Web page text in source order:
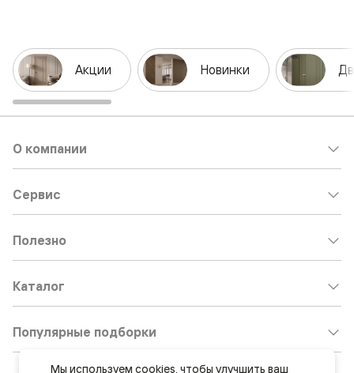
Акции Новинки
О компании
Сервис
Полезно
Каталог
Популярные подборки
Мы используем cookies, чтобы улучшить ваш